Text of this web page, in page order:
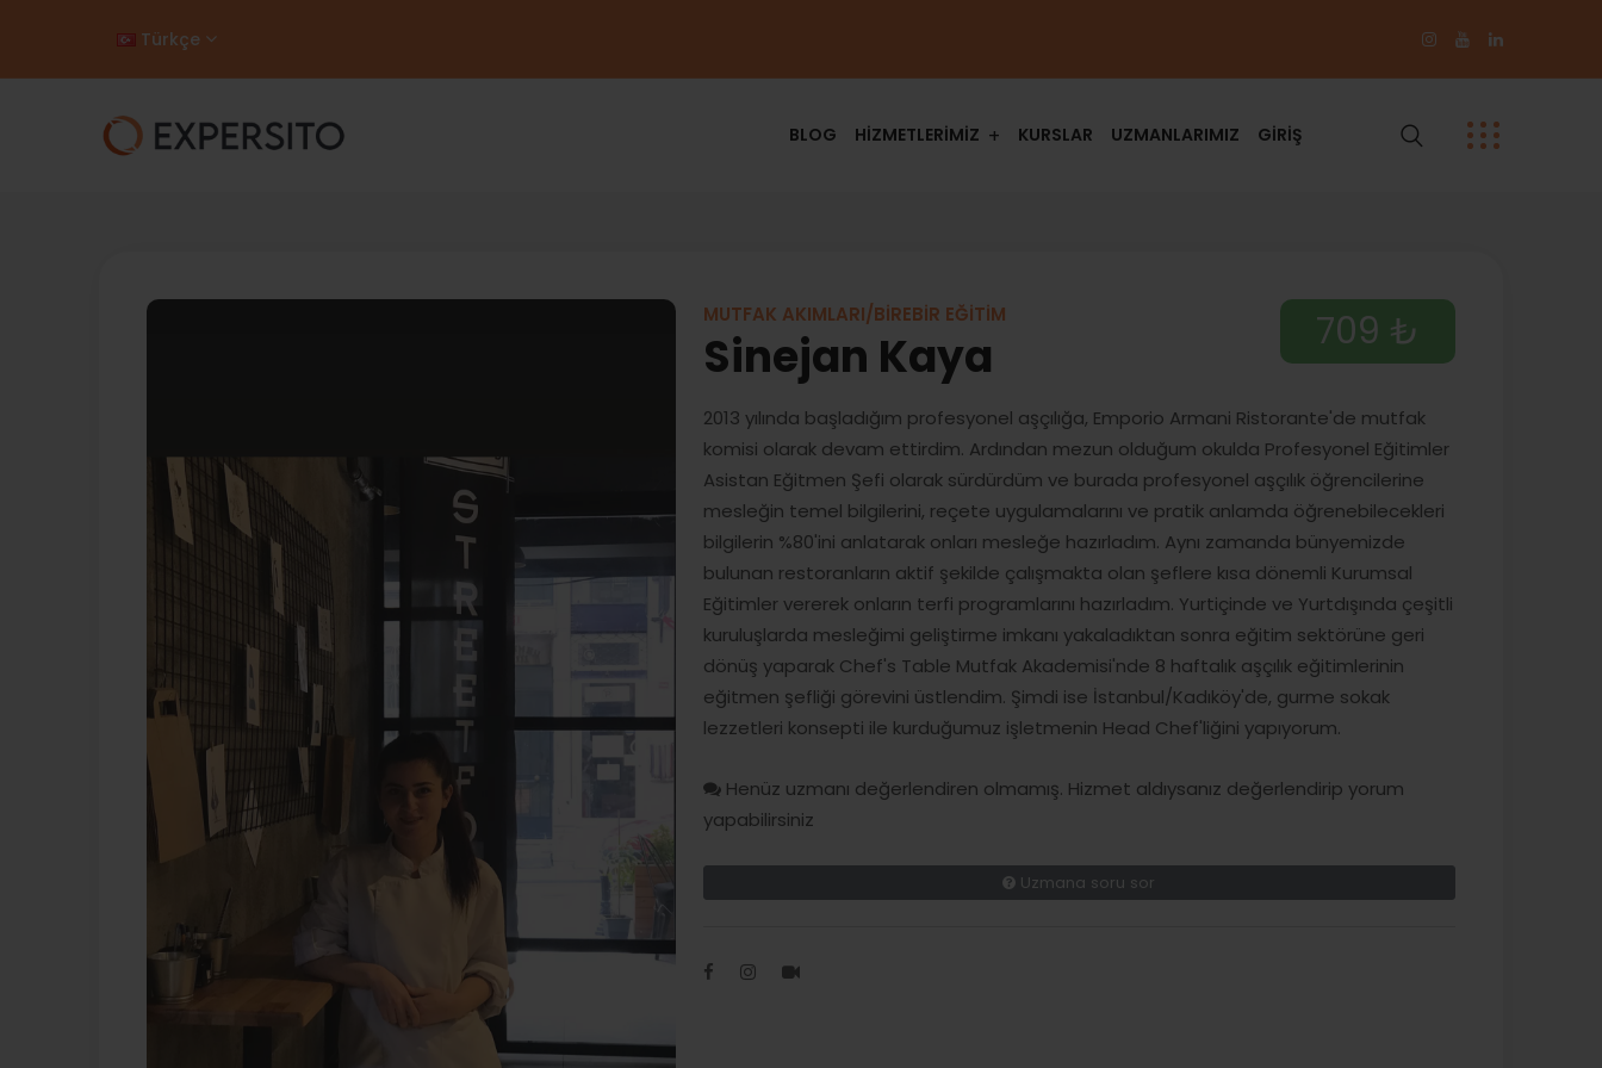
Türkçe
BLOG HİZMETLERİMİZ KURSLAR UZMANLARIMIZ GİRİŞ
MUTFAK AKIMLARI/BİREBİR EĞİTİM
Sinejan Kaya 709 ₺
2013 yılında başladığım profesyonel aşçılığa, Emporio Armani Ristorante'de mutfak
komisi olarak devam ettirdim. Ardından mezun olduğum okulda Profesyonel Eğitimler
Asistan Eğitmen Şefi olarak sürdürdüm ve burada profesyonel aşçılık öğrencilerine
mesleğin temel bilgilerini, reçete uygulamalarını ve pratik anlamda öğrenebilecekleri
bilgilerin %80'ini anlatarak onları mesleğe hazırladım. Aynı zamanda bünyemizde
bulunan restoranların aktif şekilde çalışmakta olan şeflere kısa dönemli Kurumsal
Eğitimler vererek onların terfi programlarını hazırladım. Yurtiçinde ve Yurtdışında çeşitli
kuruluşlarda mesleğimi geliştirme imkanı yakaladıktan sonra eğitim sektörüne geri
dönüş yaparak Chef's Table Mutfak Akademisi'nde 8 haftalık aşçılık eğitimlerinin
eğitmen şefliği görevini üstlendim. Şimdi ise İstanbul/Kadıköy'de, gurme sokak
lezzetleri konsepti ile kurduğumuz işletmenin Head Chef'liğini yapıyorum.
Henüz uzmanı değerlendiren olmamış. Hizmet aldıysanız değerlendirip yorum
yapabilirsiniz
Uzmana soru sor